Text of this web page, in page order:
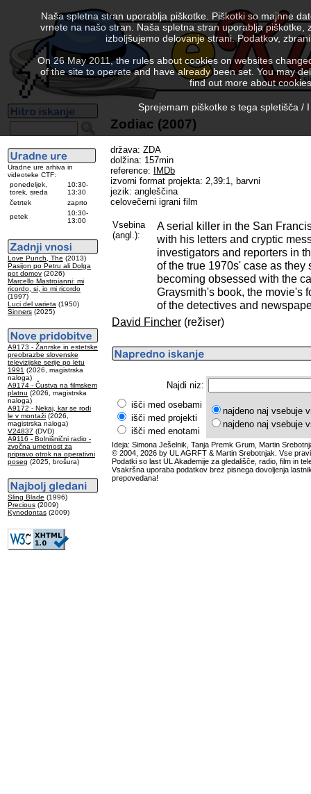
Uradne ure arhiva in
videoteke CTF:
ponedeljek,
torek, sreda
10:30-
13:30
četrtek
zaprto
petek
10:30-
13:00
Love Punch, The (2013)
Pasijon po Petru ali Dolga
pot domov (2026)
Marcello Mastroianni: mi
ricordo, si, io mi ricordo
(1997)
Luci del varieta (1950)
Sinners (2025)
A9173 - Žanrske in estetske
preobrazbe slovenske
televizijske serije po letu
1991 (2026, magistrska
naloga)
A9174 - Čustva na filmskem
platnu (2026, magistrska
naloga)
A9172 - Nekaj, kar se rodi
le v montaži (2026,
magistrska naloga)
V24837 (DVD)
A9116 - Bolnišnični radio -
zvočna umetnost za
pripravo otrok na operativni
poseg (2025, brošura)
Sling Blade (1996)
Precious (2009)
Kynodontas (2009)
Zodiac (2007)
država: ZDA
dolžina: 157min
reference:
IMDb
izvorni format projekta: 2,39:1, barvni
jezik: angleščina
celovečerni igrani film
Vsebina
(angl.):
A serial killer in the San
with his letters and cryptic
investigators and reporters in
of the true 1970s' case as they
becoming obsessed with the
Graysmith's book, the movie's
of the detectives and
David Fincher (režiser)
Najdi niz:
išči med osebami
išči med projekti
išči med enotami
najdeno naj vsebuje
najdeno naj vsebuje
Ideja: Simona Ješelnik, Tanja Premk Grum, Martin
© 2004, 2026 by UL AGRFT & Martin Srebotnjak. Vse
Podatki so last UL Akademije za gledališče, radio, film in
Vsakršna uporaba podatkov brez pisnega dovoljenja
prepovedana!
Naša spletna stran uporablja piškotke. Piškotki so majhne
vrnete na našo stran. Naša spletna stran uporablja
izboljšujemo delovanje strani. Podatkov,
On 26 May 2011, the rules about cookies on websites
of the site to operate and have already been set. You may
find out more about
Sprejemam piškotke s tega spletišča /